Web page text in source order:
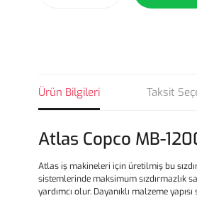
Ürün Bilgileri Taksit
Atlas Copco MB-
Atlas iş makineleri için üretilmiş bu
sistemlerinde maksimum sızdırmazlık
yardımcı olur. Dayanıklı malzeme